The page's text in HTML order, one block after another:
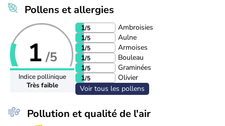
Pollens et allergies
1 /5
Indice pollinique
Très faible
1/5
Ambroisies
1/5
Aulne
1/5
Armoises
1/5
Bouleau
1/5
Graminées
1/5
Olivier
Voir tous les pollens
Pollution et qualité de l'air